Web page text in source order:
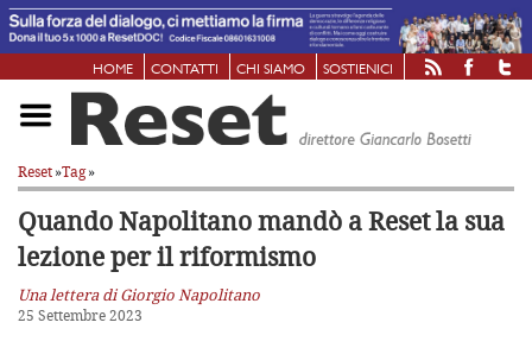
HOME CONTATTI CHI SIAMO SOSTIENICI
Reset»Tag»
Quando Napolitano mandò a Resetla sua
lezione per il riformismo
Una lettera di Giorgio Napolitano
25 Settembre 2023